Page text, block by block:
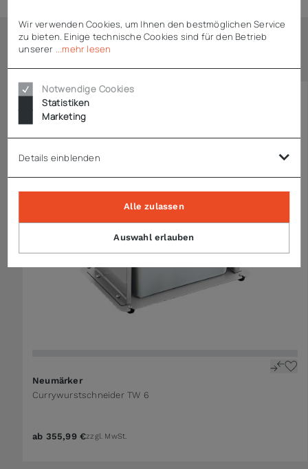
Ähnliche Artikel
Neumärker
Currywurstschneider TW 6
ab 355,99 €zzgl. MwSt.
Wir verwenden Cookies, um Ihnen den bestmöglichen Service
zu bieten. Einige technische Cookies sind für den Betrieb
unserer
...mehr lesen
Notwendige Cookies
Statistiken
Marketing
Details einblenden
Auswahl erlauben
Alle zulassen